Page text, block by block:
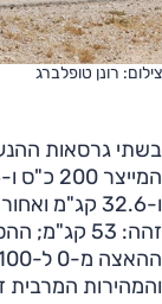
צילום: רונן טופלברג